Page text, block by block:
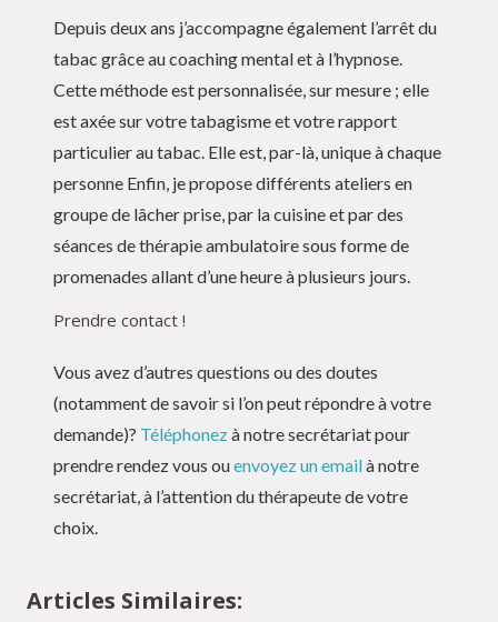
Depuis deux ans j’accompagne également l’arrêt du
tabac grâce au coaching mental et à l’hypnose.
Cette méthode est personnalisée, sur mesure ; elle
est axée sur votre tabagisme et votre rapport
particulier au tabac. Elle est, par-là, unique à chaque
personne Enfin, je propose différents ateliers en
groupe de lâcher prise, par la cuisine et par des
séances de thérapie ambulatoire sous forme de
promenades allant d’une heure à plusieurs jours.
Prendre contact !
Vous avez d’autres questions ou des doutes
(notamment de savoir si l’on peut répondre à votre
demande)? Téléphonezà notre secrétariat pour
prendre rendez vous ouenvoyez un emailà notre
secrétariat, à l’attention du thérapeute de votre
choix.
Articles Similaires: